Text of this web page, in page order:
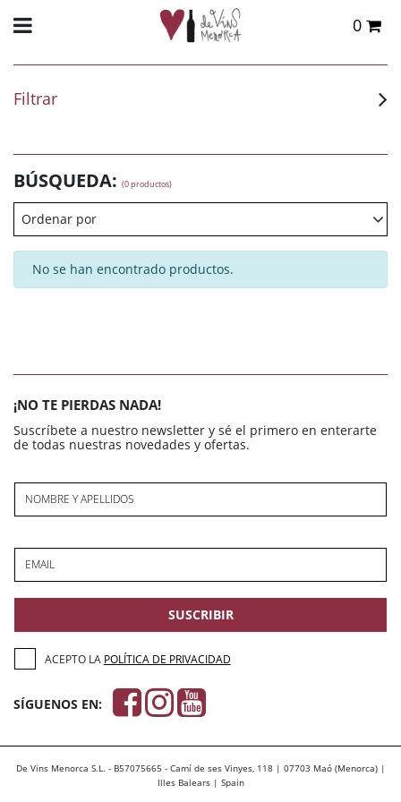
0
Filtrar
BÚSQUEDA: (0 productos)
Ordenar por
No se han encontrado productos.
¡NO TE PIERDAS NADA!
Suscríbete a nuestro newsletter y sé el primero en enterarte
de todas nuestras novedades y ofertas.
NOMBRE Y APELLIDOS
EMAIL
SUSCRIBIR
ACEPTO LA POLÍTICA DE PRIVACIDAD
SÍGUENOS EN:
De Vins Menorca S.L. - B57075665 - Camí de ses Vinyes, 118 | 07703 Maó (Menorca) |
Illes Balears | Spain